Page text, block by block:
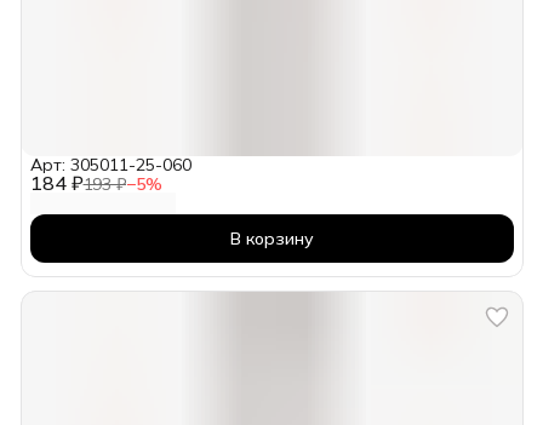
184 ₽193 ₽−5%
Арт: 305011-25-060
В корзину